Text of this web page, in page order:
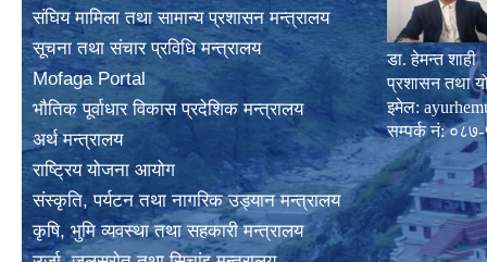
संघिय मामिला तथा सामान्य प्रशासन मन्त्रालय
सूचना तथा संचार प्रविधि मन्त्रालय
Mofaga Portal
भाैतिक पूर्वाधार विकास प्रदेशिक मन्त्रालय
अर्थ मन्त्रालय
राष्ट्रिय योजना आयोग
संस्कृति, पर्यटन तथा नागरिक उड्यान मन्त्रालय
कृषि, भुमि व्यवस्था तथा सहकारी मन्त्रालय
डा. हेमन्त शाही
प्रशासन तथा
इमेल:
सम्पर्क नं: